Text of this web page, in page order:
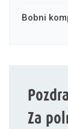
bobni
Za